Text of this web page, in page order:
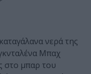
νερά της
Μπαχ
στο μπαρ του